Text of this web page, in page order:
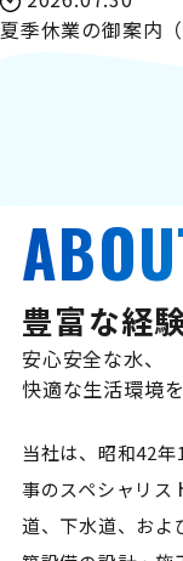
夏季休業の御案内
豊富な経
安心安全な水、
快適な生活環境
当社は、昭和42
事のスペシャリス
道、下水道、およ